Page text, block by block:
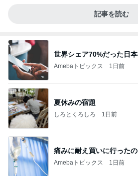
記事を読む
世界シェア70%だった日
Amebaトピックス 1日前
夏休みの宿題
しろとくろしろ 1日前
痛みに耐え買いに行った
Amebaトピックス 1日前